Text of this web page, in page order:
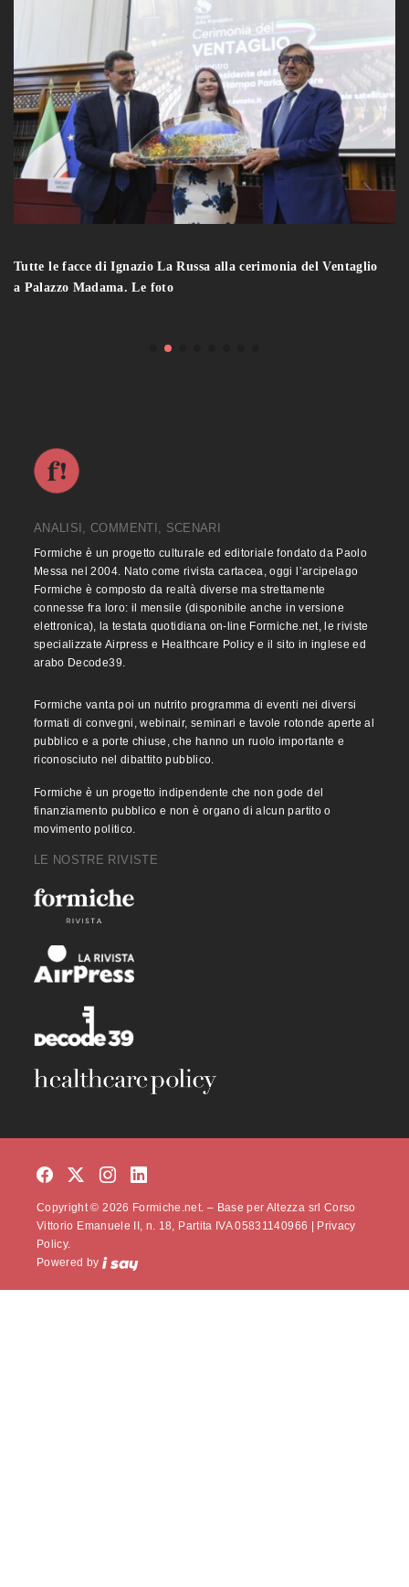
Tutte le facce di Ignazio La Russa alla cerimonia del Ventaglio
a Palazzo Madama. Le foto
ANALISI, COMMENTI, SCENARI
Formiche è un progetto culturale ed editoriale fondato da Paolo
Messa nel 2004. Nato come rivista cartacea, oggi l’arcipelago
Formiche è composto da realtà diverse ma strettamente
connesse fra loro: il mensile (disponibile anche in versione
elettronica), la testata quotidiana on-line Formiche.net, le riviste
specializzate Airpress e Healthcare Policy e il sito in inglese ed
arabo Decode39.
Formiche vanta poi un nutrito programma di eventi nei diversi
formati di convegni, webinair, seminari e tavole rotonde aperte al
pubblico e a porte chiuse, che hanno un ruolo importante e
riconosciuto nel dibattito pubblico.
Formiche è un progetto indipendente che non gode del
finanziamento pubblico e non è organo di alcun partito o
movimento politico.
LE NOSTRE RIVISTE
Copyright © 2026 Formiche.net. – Base per Altezza srl Corso
Vittorio Emanuele II, n. 18, Partita IVA 05831140966 |
Privacy
Policy.
Powered by